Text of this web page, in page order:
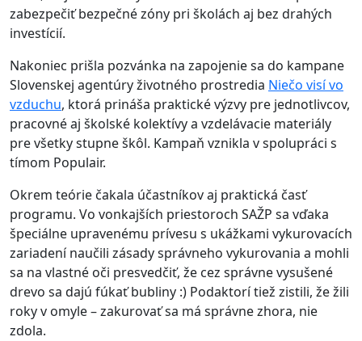
zabezpečiť bezpečné zóny pri školách aj bez drahých
investícií.
Nakoniec prišla pozvánka na zapojenie sa do kampane
Slovenskej agentúry životného prostredia Niečo visí vo
vzduchu, ktorá prináša praktické výzvy pre jednotlivcov,
pracovné aj školské kolektívy a vzdelávacie materiály
pre všetky stupne škôl. Kampaň vznikla v spolupráci s
tímom Populair.
Okrem teórie čakala účastníkov aj praktická časť
programu. Vo vonkajších priestoroch SAŽP sa vďaka
špeciálne upravenému prívesu s ukážkami vykurovacích
zariadení naučili zásady správneho vykurovania a mohli
sa na vlastné oči presvedčiť, že cez správne vysušené
drevo sa dajú fúkať bubliny :) Podaktorí tiež zistili, že žili
roky v omyle – zakurovať sa má správne zhora, nie
zdola.